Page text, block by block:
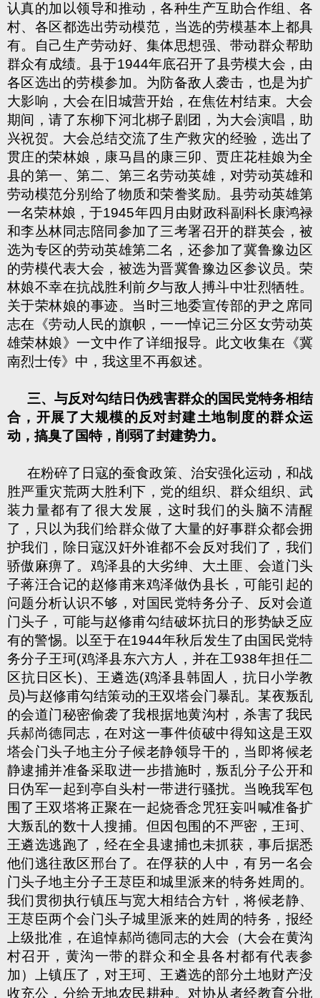
认真的加以领导和推动，各种生产互助合作组、各
村、各区都选出劳动模范，当选的劳模基本上都具
有。自己生产劳动好、集体思想强、带动群众帮助
群众有成绩。县于1944年底召开了县劳模大会，由
各区选出的劳模参加。为防备敌人袭击，也是为扩
大影响，大会在旧城营开始，在焦佐村结束。大会
期间，请了东柳下河北梆子剧团，为大会演唱，助
兴祝贺。大会总结交流了生产救灾的经验，选出了
贯庄的荣林娘，康马昌的康三卯、贾庄花桂娘为全
县的第一、第二、第三名劳动英雄，对劳动英雄和
劳动模范分别给了物质和荣誊奖励。县劳动英雄第
一名荣林娘，于1945年四月由财政科副科长康鸿禄
和李丛林同志陪同参加了三考署召开的群英会，被
选为专区的劳动英雄第二名，还参加了冀鲁豫边区
的劳模代表大会，被选为晋冀鲁豫边区参议员。荣
林娘不幸在抗战胜利前夕与敌人搏斗中壮烈牺牲。
关于荣林娘的事迹。当时三地委宣传部的尹之席同
志在《劳动人民的旗帜，一一悼记三分区女劳动英
雄荣林娘》一文中作了详细报导。此文收集在《冀
南烈士传》中，我这里不再叙述。
三、与反对勾结日伪残害群众的国民党特务相结
合，开展了大规模的反对封建土地制度的群众运
动，搞臭了国特，削弱了封建势力。
在粉碎了日寇的蚕食政策、治安强化运动，和战
胜严重灾荒两大胜利下，党的组织、群众组织、武
装力量都有了很大发展，这时我们的头脑不清醒
了，只以为我们给群众做了大量的好事群众都会拥
护我们，除日寇汉奸外谁都不会反对我们了，我们
骄傲麻痹了。鸡泽县的大劣绅、大土匪、会道门头
子蒋汪合记的赵修甫来鸡泽做伪县长，可能引起的
问题分析认识不够，对国民党特务分子、反对会道
门头子，可能与赵修甫勾结破坏抗日的形势缺乏应
有的警惕。以至于在1944年秋后发生了由国民党特
务分子王珂(鸡泽县东六方人，并在工938年担任二
区抗日区长)、王遴选(鸡泽县韩固人，抗日小学教
员)与赵修甫勾结策动的王双塔会门暴乱。某夜叛乱
的会道门秘密偷袭了我根据地黄沟村，杀害了我民
兵郝尚德同志，在对这一事件侦破中得知这是王双
塔会门头子地主分子候老静领导干的，当即将候老
静逮捕并准备采取进一步措施时，叛乱分子公开和
日伪军一起到亭自头村一带进行骚扰。当晚我军包
围了王双塔将正聚在一起烧香念咒狂妄叫喊准备扩
大叛乱的数十人搜捕。但因包围的不严密，王珂、
王遴选逃跑了，经在全县逮捕也未抓获，事后据悉
他们逃往敌区邢台了。在俘获的人中，有另一名会
门头子地主分子王荩臣和城里派来的特务姓周的。
我们贯彻执行镇压与宽大相结合方针，将候老静、
王荩臣两个会门头子城里派来的姓周的特务，报经
上级批准，在追悼郝尚德同志的大会（大会在黄沟
村召开，黄沟一带的群众和全县各村都有代表参
加）上镇压了，对王珂、王遴选的部分土地财产没
收充公，分给无地农民耕种。对协从者经教育分批